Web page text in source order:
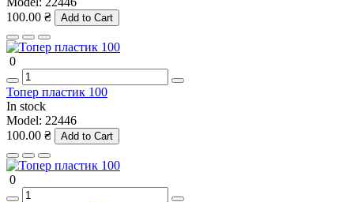
100.00 ₴
Add to Cart
0
Топер пластик 100
In stock
Model: 22446
100.00 ₴
Add to Cart
0